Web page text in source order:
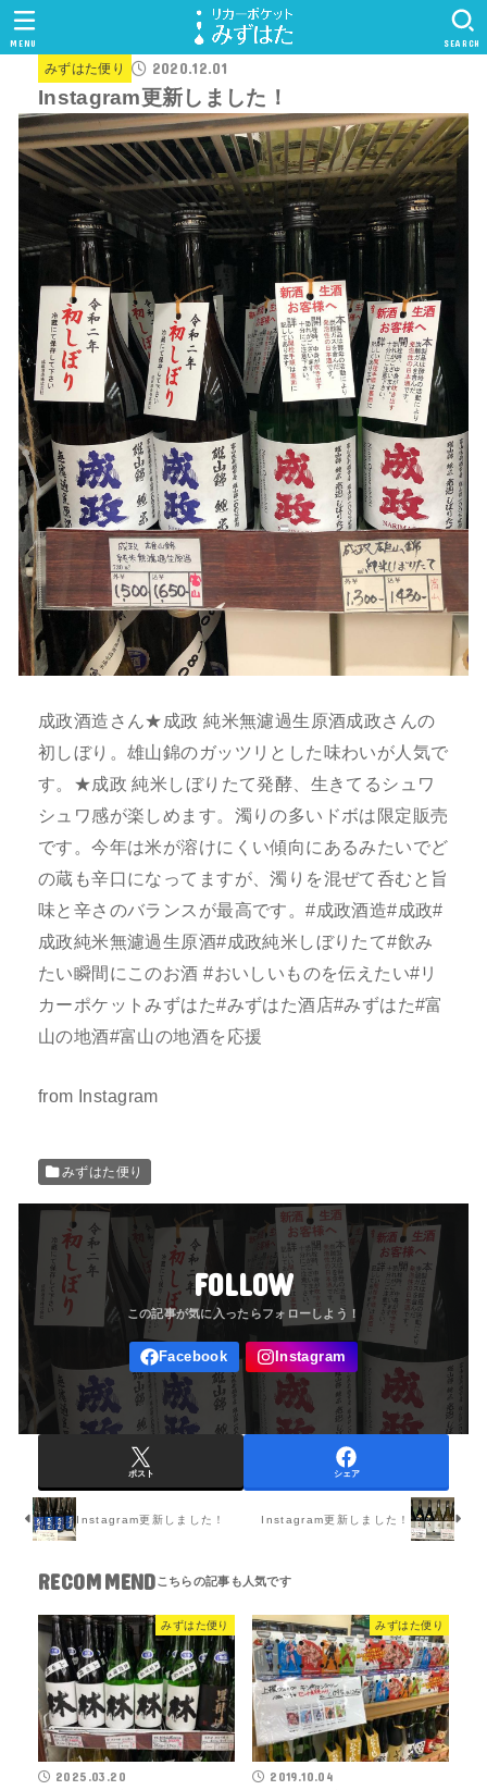
SEARCH
MENU
みずはた便り 2020.12.01
Instagram更新しました！
成政酒造さん★成政 純米無濾過生原酒成政さんの
初しぼり。雄山錦のガッツリとした味わいが人気で
す。★成政 純米しぼりたて発酵、生きてるシュワ
シュワ感が楽しめます。濁りの多いドボは限定販売
です。今年は米が溶けにくい傾向にあるみたいでど
の蔵も辛口になってますが、濁りを混ぜて呑むと旨
味と辛さのバランスが最高です。#成政酒造#成政#
成政純米無濾過生原酒#成政純米しぼりたて#飲み
たい瞬間にこのお酒 #おいしいものを伝えたい#リ
カーポケットみずはた#みずはた酒店#みずはた#富
山の地酒#富山の地酒を応援
from Instagram
みずはた便り
FOLLOW
ポスト シェア
Instagram更新しました！ Instagram更新しました！
RECOMMEND
みずはた便り
2025.03.20
みずはた便り
2019.10.04